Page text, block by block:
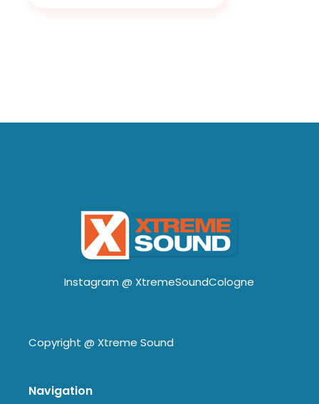
Instagram @ XtremeSoundCologne
Copyright @ Xtreme Sound
Navigation